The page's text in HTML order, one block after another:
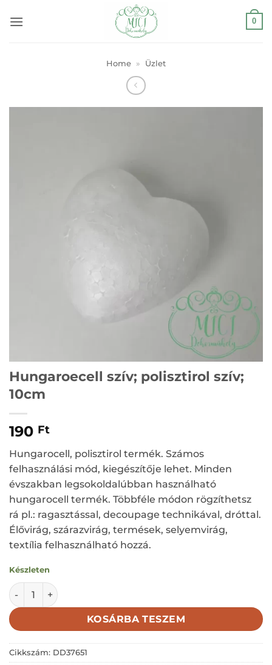
0
Home » Üzlet
Hungaroecell szív; polisztirol szív;
10cm
190 Ft
Hungarocell, polisztirol termék. Számos
felhasználási mód, kiegészítője lehet. Minden
évszakban legsokoldalúbban használható
hungarocell termék. Többféle módon rögzíthetsz
rá pl.: ragasztással, decoupage technikával, dróttal.
Élővirág, szárazvirág, termések, selyemvirág,
textília felhasználható hozzá.
Készleten
Hungaroecell szív; polisztirol szív; 10cm mennyiség
KOSÁRBA TESZEM
Cikkszám: DD37651